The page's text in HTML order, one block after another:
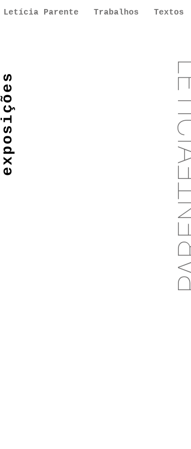
Letícia Parente Trabalhos Textos
exposições